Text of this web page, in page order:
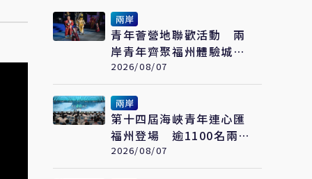
兩岸
青年薈營地聯歡活動 兩
岸青年齊聚福州體驗城市
文化
2026/08/07
兩岸
第十四屆海峽青年連心匯
福州登場 逾1100名兩岸
青年參與交流
2026/08/07